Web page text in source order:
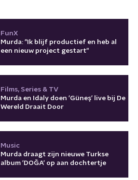
FunX
Murda: "Ik blijf productief en heb al
een nieuw project gestart"
Films, Series & TV
Murda en Idaly doen 'Güneş' live bij De
Wereld Draait Door
Music
Murda draagt zijn nieuwe Turkse
album 'DOĞA' op aan dochtertje